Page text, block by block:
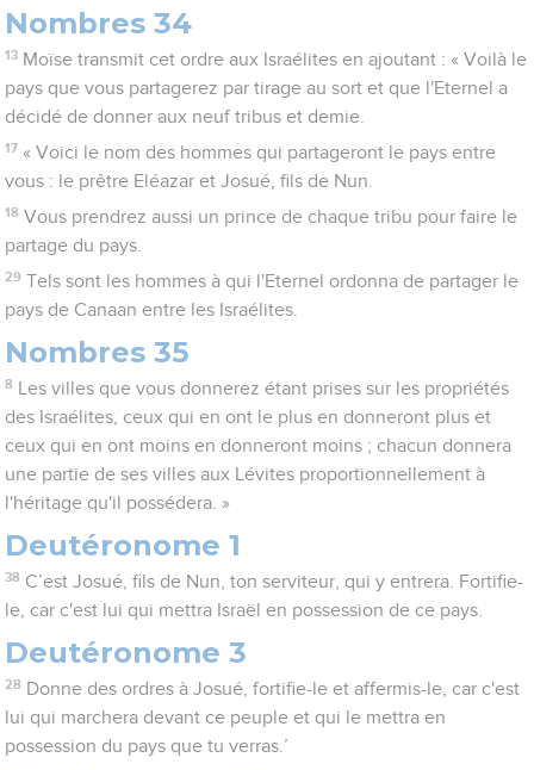
Nombres 34
13 Moïse transmit cet ordre aux Israélites en ajoutant : « Voilà le
pays que vous partagerez par tirage au sort et que l'Eternel a
décidé de donner aux neuf tribus et demie.
17 « Voici le nom des hommes qui partageront le pays entre
vous : le prêtre Eléazar et Josué, fils de Nun.
18 Vous prendrez aussi un prince de chaque tribu pour faire le
partage du pays.
29 Tels sont les hommes à qui l'Eternel ordonna de partager le
pays de Canaan entre les Israélites.
Nombres 35
8
Les villes que vous donnerez étant prises sur les propriétés
des Israélites, ceux qui en ont le plus en donneront plus et
ceux qui en ont moins en donneront moins ; chacun donnera
une partie de ses villes aux Lévites proportionnellement à
l'héritage qu'il possédera. »
Deutéronome 1
38 C’est Josué, fils de Nun, ton serviteur, qui y entrera. Fortifie-
le, car c'est lui qui mettra Israël en possession de ce pays.
Deutéronome 3
28 Donne des ordres à Josué, fortifie-le et affermis-le, car c'est
lui qui marchera devant ce peuple et qui le mettra en
possession du pays que tu verras.’